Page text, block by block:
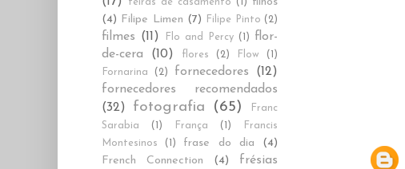
(4) Filipe Limen (7) Filipe Pinto (2)
filmes (11) Flo and Percy (1)
flor-
de-cera
(10) flores (2) Flow
(1)
Fornarina
(2) fornecedores
(12)
fornecedores recomendados
(32)
fotografia (65)
Franc
Sarabia
(1) França (1)
Francis
Montesinos
(1) frase do dia
(4)
French Connection
(4) frésias